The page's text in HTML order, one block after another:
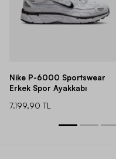
Nike P-6000 Sportswear
Erkek Spor Ayakkabı
7.199,90 TL